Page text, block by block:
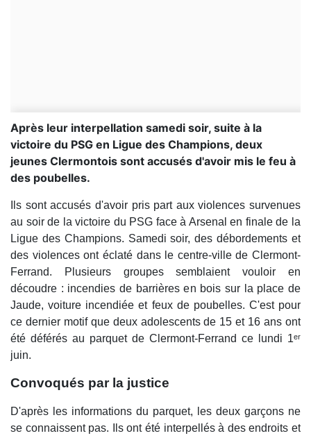
Après leur interpellation samedi soir, suite à la
victoire du PSG en Ligue des Champions, deux
jeunes Clermontois sont accusés d'avoir mis le feu à
des poubelles.
Ils sont accusés d'avoir pris part aux violences survenues
au soir de la victoire du PSG face à Arsenal en finale de la
Ligue des Champions. Samedi soir, des débordements et
des violences ont éclaté dans le centre-ville de Clermont-
Ferrand. Plusieurs groupes semblaient vouloir en
découdre : incendies de barrières en bois sur la place de
Jaude, voiture incendiée et feux de poubelles. C'est pour
ce dernier motif que deux adolescents de 15 et 16 ans ont
été déférés au parquet de Clermont-Ferrand ce lundi 1ᵉʳ
juin.
Convoqués par la justice
D'après les informations du parquet, les deux garçons ne
se connaissent pas. Ils ont été interpellés à des endroits et